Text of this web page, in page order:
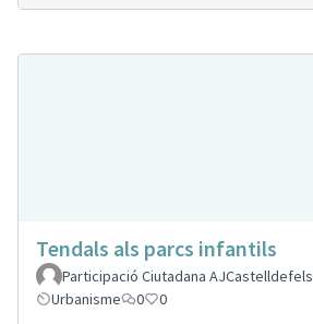
Tendals als parcs infantils
Participació Ciutadana AJCastelldefels
Urbanisme
0 0